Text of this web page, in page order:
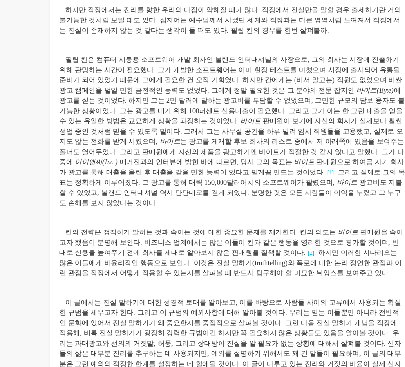
하지만 직장에서는 진리를 향한 우리의 다짐이 약해질 때가 많다. 직장에서 진실만을 말할 경우 출세하기란 거의
불가능한 것처럼 보일 때도 있다. 심지어는 예수님께서 사셨던 세계와 직장과는 다른 영역처럼 느껴져서 직장에서
는 진실이 존재하지 않는 것 같다는 생각이 들 때도 있다. 필립 칸의 경우를 한번 살펴볼까.
필립 칸은 컴퓨터 시동용 소프트웨어 개발 회사인 볼랜드 인터내셔널의 사장으로, 그의 회사는 시장에 진출하기
위해 관망하는 시간이 필요했다. 그가 개발한 소프트웨어는 이미 현장 테스트를 마쳤으며 시장에 출시되어 유통될
준비가 되어 있었기 때문에 그에게 필요한 건 오직 기회였다. 하지만 칸에게는 (비서 말고는) 직원도 없었으며 비싼
광고 캠페인을 벌일 만한 금전적인 능력도 없었다. 그에게 정말 필요한 것은 그 분야의 전문 잡지인 바이트(Byte)에
광고를 싣는 것이었다. 하지만 그는 2만 달러에 달하는 광고비를 부담할 수 없었으며, 그만한 규모의 담보 융자도 불
가능한 상황이었다. 그는 광고를 내기 위해 100퍼센트 신용대출이 필요했다. 그리고 그가 아는 한 그런 대출을 얻을
수 있는 유일한 방법은 교묘하게 상황을 과장하는 것이었다. 바이트 판매원이 보기에 자신의 회사가 실제보다 훨씬
성업 중인 것처럼 믿을 수 있도록 말이다. 그래서 그는 사무실 공간을 하루 빌려 임시 직원들을 고용했고, 실제로 오
지도 않는 전화를 받게 시켰으며, 바이트는 광고를 게재할 후보 회사의 리스트 중에서 저 아래쪽에 있음을 보여주는
폴더도 열어두었다. 그리고 판매원에게 자신의 제품을 광고하기엔 바이트가 적절한 것 같지 않다고 말했다. 그가 나
중에
아이앤씨(Inc.) 매거진과의 인터뷰에 밝힌 바에 따르면, 당시 그의 목표는 바이트 판매원으로 하여금 자기 회사
가 광고를 통해 매출을 올린 후 대출을 갚을 만한 능력이 있다고 믿게끔 만드는 것이었다. [1]
그리고 실제로 그의 목
표는 정확하게 이루어졌다. 그 광고를 통해 대략 150,000달러어치의 소프트웨어가 팔렸으며, 바이트 광고비도 지불
할 수 있었고, 볼랜드 인터내셔널 역시 탄탄대로를 걷게 되었다. 분명한 것은 모든 사람들이 이익을 누렸고 그 누구
도 손해를 보지 않았다는 것이다.
칸의 전략은 정직하게 말하는 것과 속이는 것에 대한 중요한 문제를 제기한다. 칸의 의도는 바이트 판매원을 속이
고자 했음이 분명해 보인다. 비즈니스 업계에서는 많은 이들이 칸과 같은 행동을 영리한 것으로 평가할 것이며, 반
대로 신용을 높여주기 전에 회사를 제대로 알아보지 않은 판매원을 질책할 것이다. [2]
하지만 이러한 시나리오는
많은 이들에게 비윤리적인 행동으로 보인다. 이것은 진실 말하기(truthtelling)와 폭로에 대한 논리 정연한 관점과 이
런 관점을 직장에서 어떻게 적용할 수 있는지를 살펴볼 때 반드시 탐구해야 할 미묘한 뉘앙스를 보여주고 있다.
이 글에서는 진실 말하기에 대한 성경적 토대를 알아보고, 이를 바탕으로 사람들 사이의 교류에서 사용되는 확실
한 규범을 세우고자 한다. 그리고 이 규범의 예외사항에 대해 알아볼 것이다. 우리는 믿는 이들뿐만 아니라 전반적
인 문화에 있어서 진실 말하기가 왜 중요한지를 중점적으로 살펴볼 것이다. 그런 다음 진실 말하기 개념을 직장에
적용해, 비록 진실 말하기가 굉장히 강력한 규범이긴 하지만 꼭 필요하지 않은 상황들도 있음을 알아볼 것이다. 우
리는 과대광고와 선의의 거짓말, 허풍, 그리고 상대방이 진실을 알 필요가 없는 상황에 대해서 살펴볼 것이다. 신자
들의 삶은 대부분 진리를 추구하는 데 사용되지만, 예외를 설명하기 위해서도 꽤 긴 말들이 필요하며, 이 글의 대부
분은 그런 예외의 적정한 한계를 설정하는 데 할애될 것이다. 이 글이 다루고 있는 진리와 거짓의 비율이 실제 신자